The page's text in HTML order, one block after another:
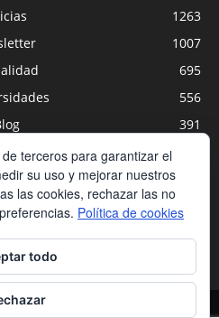
1263
1007
695
556
391
terceros para garantizar el
su uso y mejorar nuestros
las cookies, rechazar las no
Política de cookies
todo